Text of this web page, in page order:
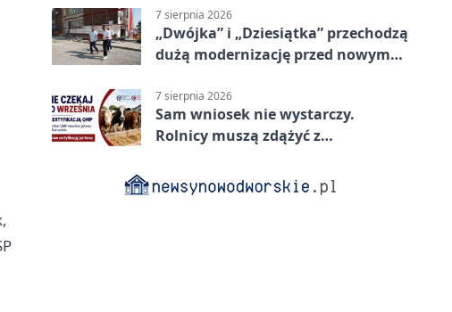
7 sierpnia 2026
„Dwójka” i „Dziesiątka” przechodzą
dużą modernizację przed nowym
7 sierpnia 2026
Sam wniosek nie wystarczy.
Rolnicy muszą zdążyć z